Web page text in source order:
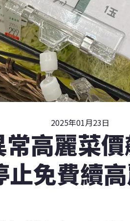
2025年01月23日
高麗菜
止免費續